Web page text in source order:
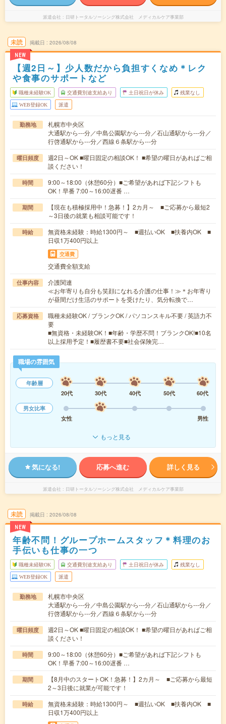
派遣会社 日研トータルソーシング株式会社 メディカルケア事業部
未読
NEW
掲載日 2026/08/08
【週2日～】少人数だから負担すくなめ＊レク
や食事のサポートなど
職種未経験OK 交通費別途支給あり 土日祝日が休み 残業なし
WEB登録OK 派遣
勤務地
札幌市中央区
大通駅から---分／中島公園駅から---分／石山通駅から---分／
行啓通駅から---分／西線６条駅から---分
曜日頻度
週2日～OK ■曜日固定の相談OK！ ■希望の曜日があればご相
談ください！
時間
9:00～18:00（休憩60分）■ご希望があれば下記シフトも
OK！早番 7:00～16:00遅番 …
期間
【現在も積極採用中！急募！】2カ月～ ■ご応募から最短2
～3日後の就業も相談可能です！
時給
無資格未経験：時給1300円～ ■週払いOK ■扶養内OK ■
日収1万400円以上
交通費
交通費全額支給
仕事内容
介護関連
≪お年寄りも自分も笑顔になれる介護の仕事！≫＊お年寄り
が昼間だけ生活のサポートを受けたり、気分転換で…
応募資格
職種未経験OK / ブランクOK / パソコンスキル不要 / 英語力不
要
■無資格・未経験OK！■年齢・学歴不問！ブランクOK!■10名
以上採用予定！■履歴書不要■社会保険完…
職場の雰囲気
年齢層
20代
30代 40代 50代
60代
男女比率
女性
男性
もっと見る
気になる! 応募へ進む 詳しく見る
派遣会社 日研トータルソーシング株式会社 メディカルケア事業部
未読
NEW
掲載日 2026/08/08
年齢不問！グループホームスタッフ＊料理のお
手伝いも仕事の一つ
職種未経験OK 交通費別途支給あり 土日祝日が休み 残業なし
WEB登録OK 派遣
勤務地
札幌市中央区
大通駅から---分／中島公園駅から---分／石山通駅から---分／
行啓通駅から---分／西線６条駅から---分
曜日頻度
週2日～OK ■曜日固定の相談OK！ ■希望の曜日があればご相
談ください！
時間
9:00～18:00（休憩60分）■ご希望があれば下記シフトも
OK！早番 7:00～16:00遅番 …
期間
【8月中のスタートOK！急募！】2カ月～ ■ご応募から最短
2～3日後に就業が可能です！
時給
無資格未経験：時給1300円～ ■週払いOK ■扶養内OK ■
日収1万400円以上